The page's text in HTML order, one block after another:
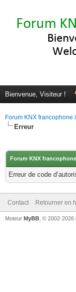
Bienvenue, Visiteur !
Forum KNX francophone
Erreur
Forum KNX
Erreur de code
Contact Retourner en
Moteur MyBB , © 2002-2026